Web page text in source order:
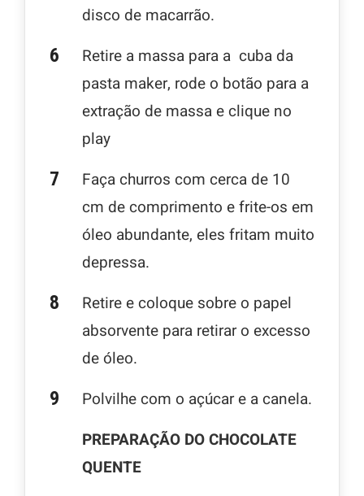
disco de macarrão.
Retire a massa para a cuba da
pasta maker, rode o botão para a
extração de massa e clique no
play
Faça churros com cerca de 10
cm de comprimento e frite-os em
óleo abundante, eles fritam muito
depressa.
Retire e coloque sobre o papel
absorvente para retirar o excesso
de óleo.
Polvilhe com o açúcar e a canela.
PREPARAÇÃO DO CHOCOLATE
QUENTE